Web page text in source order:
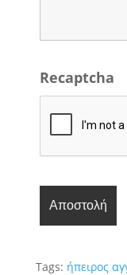
Recaptcha
Tags: ήπειρος